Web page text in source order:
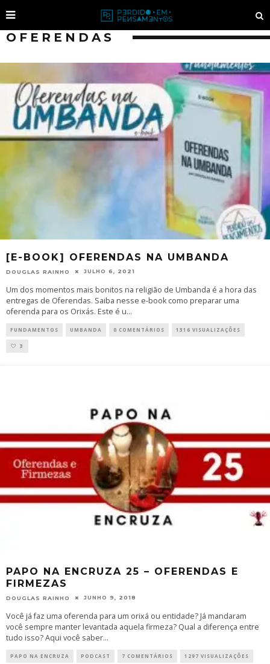
OFERENDAS
[E-BOOK] OFERENDAS NA UMBANDA
DOUGLAS RAINHO JULHO 6, 2021
Um dos momentos mais bonitos na religião de Umbanda é a hora das
entregas de Oferendas. Saiba nesse e-book como preparar uma
oferenda para os Orixás. Este é u...
FUNDAMENTOS UMBANDA 0 COMENTÁRIOS 1316 VISUALIZAÇÕES
3
PAPO NA ENCRUZA 25 – OFERENDAS E
FIRMEZAS
DOUGLAS RAINHO JUNHO 9, 2018
Você já faz uma oferenda para um orixá ou entidade? Já mandaram
você sempre manter levantada aquela firmeza? Qual a diferença entre
tudo isso? Aqui você saber...
PAPO NA ENCRUZA PODCAST 7 COMENTÁRIOS 1297 VISUALIZAÇÕES